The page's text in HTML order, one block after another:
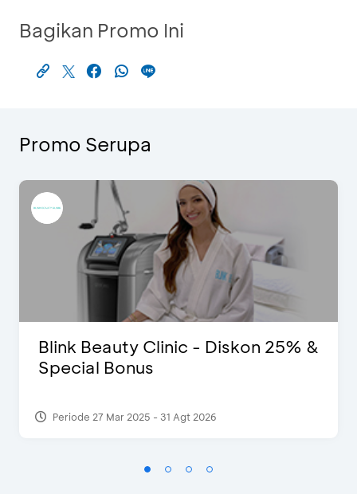
Bagikan Promo Ini
Promo Serupa
Blink Beauty Clinic - Diskon 25% &
Special Bonus
Periode 27 Mar 2025 - 31 Agt 2026